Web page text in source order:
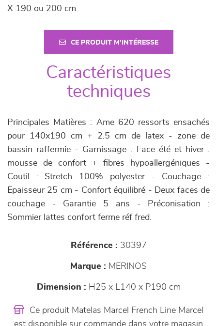
X 190 ou 200 cm
CE PRODUIT M'INTÉRESSE
Caractéristiques
techniques
Principales Matières : Ame 620 ressorts ensachés
pour 140x190 cm + 2.5 cm de latex - zone de
bassin raffermie - Garnissage : Face été et hiver :
mousse de confort + fibres hypoallergéniques -
Coutil : Stretch 100% polyester - Couchage :
Epaisseur 25 cm - Confort équilibré - Deux faces de
couchage - Garantie 5 ans - Préconisation :
Sommier lattes confort ferme réf fred.
Référence : 30397
Marque : MERINOS
Dimension : H25 x L140 x P190 cm
Ce produit Matelas Marcel French Line Marcel
est disponible sur commande dans votre magasin